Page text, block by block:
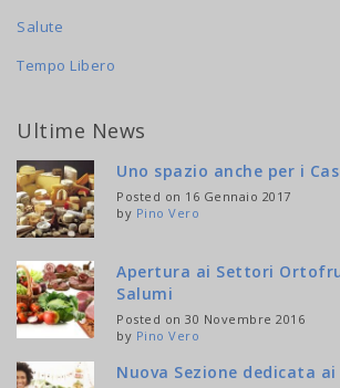
Salute
Tempo Libero
Ultime News
Uno spazio anche per i
Posted on 16 Gennaio 2017
by Pino Vero
Apertura ai Settori
Salumi
Posted on 30 Novembre 2016
by Pino Vero
Nuova Sezione dedicata